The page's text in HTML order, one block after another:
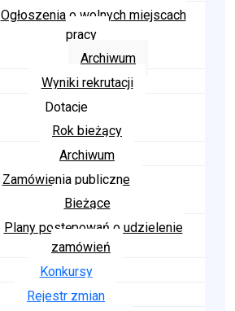
Ogłoszenia o wolnych miejscach
pracy
Archiwum
Wyniki rekrutacji
Dotacje
Rok bieżący
Archiwum
Zamówienia publiczne
Bieżące
Plany postępowań o udzielenie
zamówień
Konkursy
Rejestr zmian